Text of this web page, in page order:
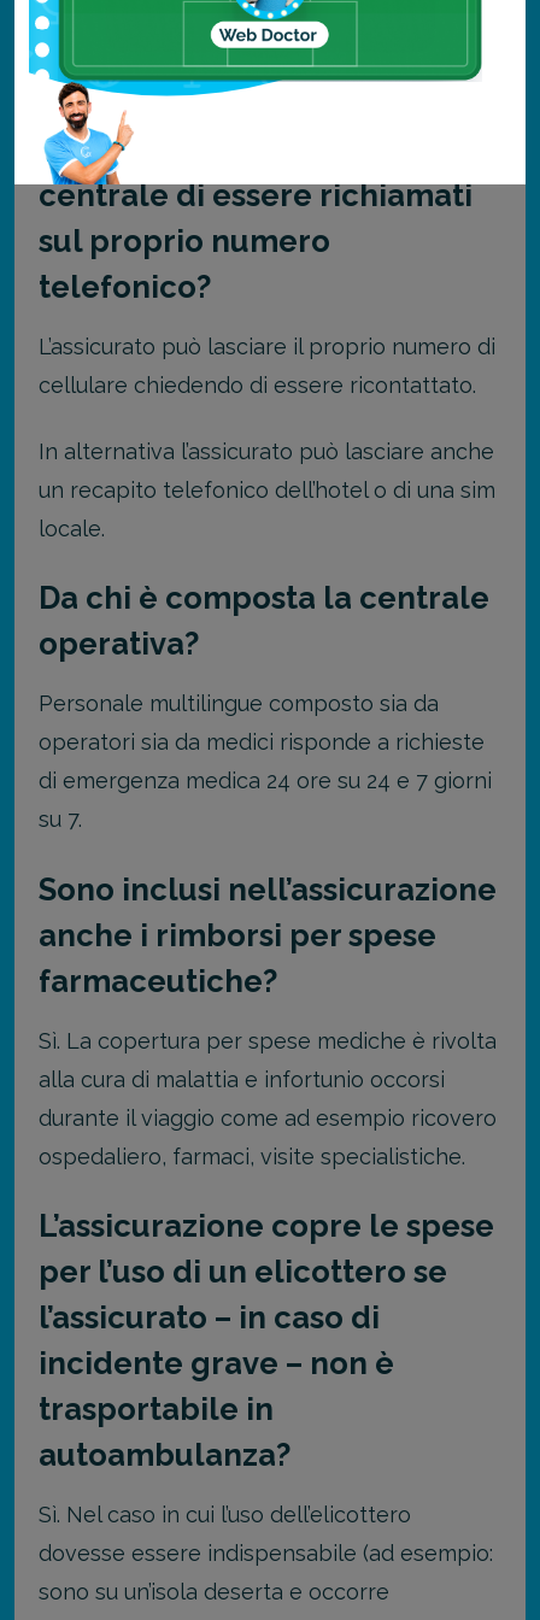
numero fisso a pagamento e non un numero
verde.
È possibile chiedere alla
centrale di essere richiamati
sul proprio numero
telefonico?
L’assicurato può lasciare il proprio numero di
cellulare chiedendo di essere ricontattato.
In alternativa l’assicurato può lasciare anche
un recapito telefonico dell’hotel o di una sim
locale.
Da chi è composta la centrale
operativa?
Personale multilingue composto sia da
operatori sia da medici risponde a richieste
di emergenza medica 24 ore su 24 e 7 giorni
su 7.
Sono inclusi nell’assicurazione
anche i rimborsi per spese
farmaceutiche?
Sì. La copertura per spese mediche è rivolta
alla cura di malattia e infortunio occorsi
durante il viaggio come ad esempio ricovero
ospedaliero, farmaci, visite specialistiche.
L’assicurazione copre le spese
per l’uso di un elicottero se
l’assicurato – in caso di
incidente grave – non è
trasportabile in
autoambulanza?
Sì. Nel caso in cui l’uso dell’elicottero
dovesse essere indispensabile (ad esempio:
sono su un’isola deserta e occorre